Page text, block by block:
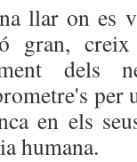
llar on es
gran,
dels
per
en els
humana.